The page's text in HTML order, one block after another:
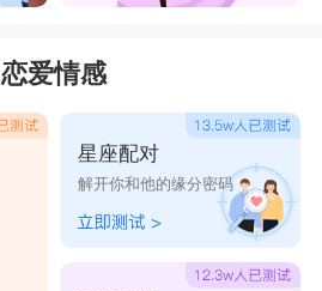
恋爱情感
星座配对
解开你和他的缘分密码